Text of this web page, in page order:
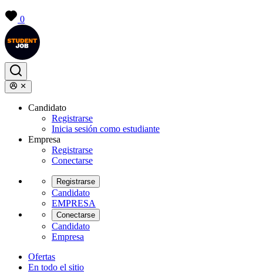
0
Candidato
Registrarse
Inicia sesión como estudiante
Empresa
Registrarse
Conectarse
Registrarse
Candidato
EMPRESA
Conectarse
Candidato
Empresa
Ofertas
En todo el sitio